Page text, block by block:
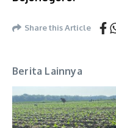
Share this Article
Berita Lainnya